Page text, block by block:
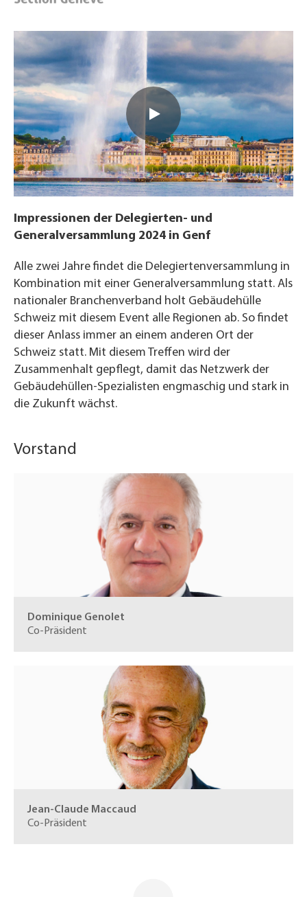
Impressionen der Delegierten- und
Generalversammlung 2024 in Genf
Alle zwei Jahre findet die Delegiertenversammlung in
Kombination mit einer Generalversammlung statt. Als
nationaler Branchenverband holt Gebäudehülle
Schweiz mit diesem Event alle Regionen ab. So findet
dieser Anlass immer an einem anderen Ort der
Schweiz statt. Mit diesem Treffen wird der
Zusammenhalt gepflegt, damit das Netzwerk der
Gebäudehüllen-Spezialisten engmaschig und stark in
die Zukunft wächst.
Vorstand
Dominique Genolet
Co-Präsident
Jean-Claude Maccaud
Co-Präsident